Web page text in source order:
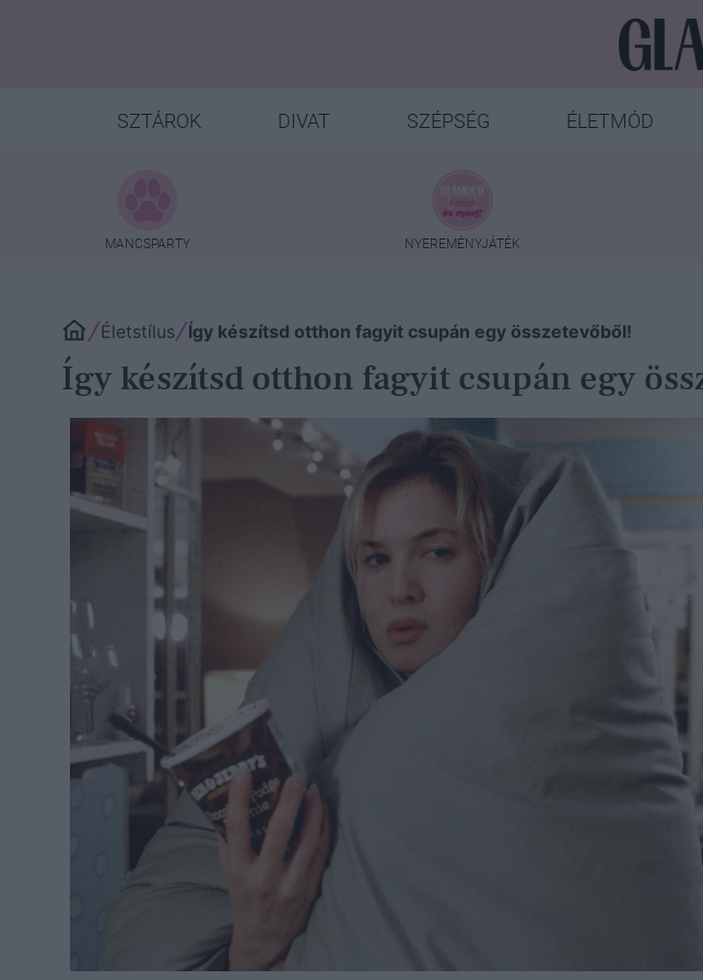
SZTÁROK DIVAT SZÉPSÉG ÉLETMÓD
MANCSPARTY NYEREMÉNYJÁTÉK
Életstílus Így készítsd otthon fagyit csupán egy összetevőből!
Így készítsd otthon fagyit csupán egy